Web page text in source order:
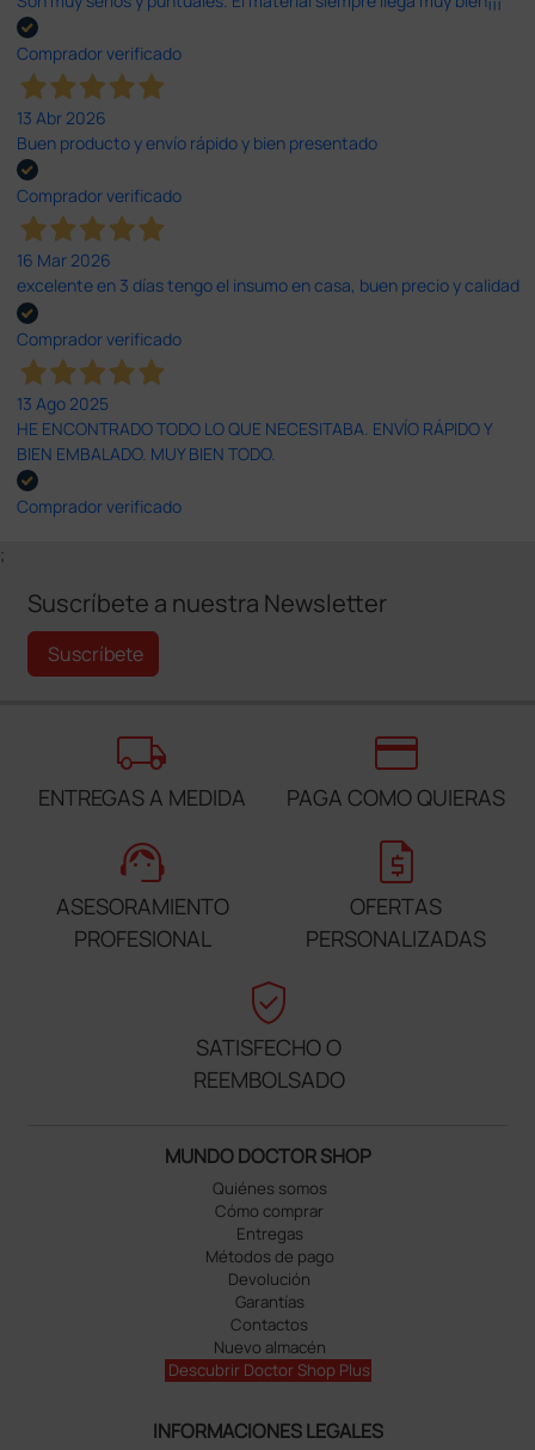
Comprador verificado
13 Abr 2026
Buen producto y envío rápido y bien presentado
Comprador verificado
16 Mar 2026
excelente en 3 días tengo el insumo en casa, buen precio y calidad
Comprador verificado
13 Ago 2025
HE ENCONTRADO TODO LO QUE NECESITABA. ENVÍO RÁPIDO Y
BIEN EMBALADO. MUY BIEN TODO.
Comprador verificado
;
Suscríbete a nuestra Newsletter
Suscríbete
local_shipping
ENTREGAS A MEDIDA
credit_card
PAGA COMO QUIERAS
support_agent
ASESORAMIENTO
PROFESIONAL
request_quote
OFERTAS
PERSONALIZADAS
verified_user
SATISFECHO O
REEMBOLSADO
MUNDO DOCTOR SHOP
Quiénes somos
Cómo comprar
Entregas
Métodos de pago
Devolución
Garantías
Contactos
Nuevo almacén
Descubrir Doctor Shop Plus
INFORMACIONES LEGALES